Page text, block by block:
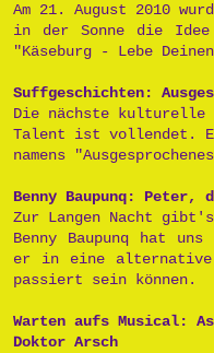
Am 21. August 2010
in der Sonne die
"Käseburg - Lebe
Suffgeschichten:
Die nächste kulturelle
Talent ist vollendet.
namens
Benny Baupunq: Peter,
Zur Langen Nacht
Benny Baupunq hat uns
er in eine
passiert sein können.
Warten aufs Musical:
Doktor Arsch